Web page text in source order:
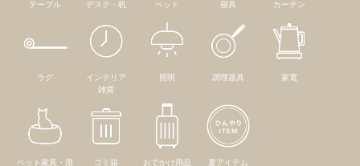
テーブル デスク・机 ベッド 寝具 カーテン
ラグ
インテリア
雑貨
照明 調理器具 家電
ペット家具・用
ゴミ箱 おでかけ用品 夏アイテム